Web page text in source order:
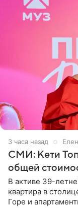
3 часа назад
СМИ: Кети
общей
В активе 39-
квартира в
Горе и